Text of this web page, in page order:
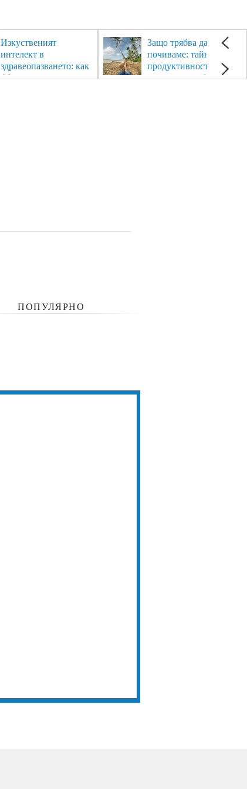
Изкуственият
интелект в
здравеопазването: как
AI променя
Защо трябва да си
почиваме: тайната на
продуктивността,
здравето и добрия
ПОПУЛЯРНО